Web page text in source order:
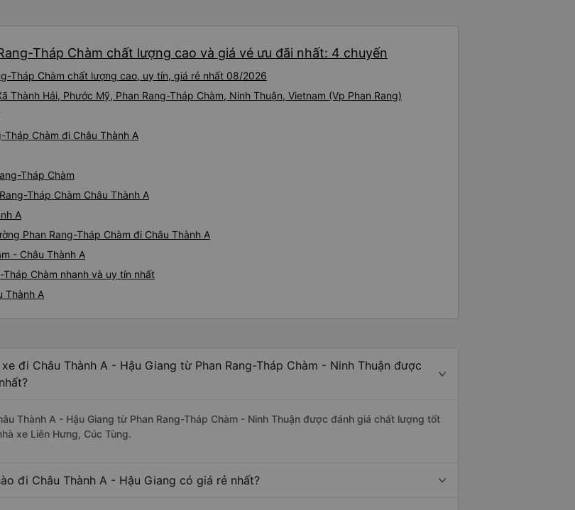
buýt 79-05527 rất nhiều tài xế. Mình là người Hàn Quốc
liên tục hỏi trên Google Maps &quot;Anh đi đây à?&quot; và
khách sạn của chúng tôi không?&quot; Vốn dĩ tôi đến lúc
2h30 sáng nhưng lúc đó không xuống xe mà tài xế bảo tôi
vì tôi trông ngu ngốc quá.. Tôi vẫn nghĩ rằng nếu không có
nào, &quot;B Bạn bị sao vậy?&quot; Chuyện gì xảy ra với
tôi quá ngu ngốc. Tôi vẫn đang nghĩ rằng sẽ rất nguy hiểm
Tháp Chàm chất lượng cao và giá vé ưu đãi nhất: 4 chuyến
Tháp Chàm chất lượng cao, uy tín, giá rẻ nhất 08/2026
Thành Hải, Phước Mỹ, Phan Rang-Tháp Chàm, Ninh Thuận, Vietnam (Vp Phan Rang)
Chàm đi Châu Thành A
Tháp Chàm
Tháp Chàm Châu Thành A
A
Phan Rang-Tháp Chàm đi Châu Thành A
- Châu Thành A
Chàm nhanh và uy tín nhất
Thành A
đi Châu Thành A - Hậu Giang từ Phan Rang-Tháp Chàm - Ninh Thuận được
Thành A - Hậu Giang từ Phan Rang-Tháp Chàm - Ninh Thuận được đánh giá chất lượng tốt
xe Liên Hưng, Cúc Tùng.
đi Châu Thành A - Hậu Giang có giá rẻ nhất?